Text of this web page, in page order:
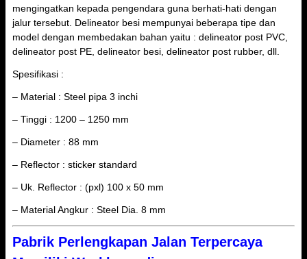
mengingatkan kepada pengendara guna berhati-hati dengan
jalur tersebut. Delineator besi mempunyai beberapa tipe dan
model dengan membedakan bahan yaitu : delineator post PVC,
delineator post PE, delineator besi, delineator post rubber, dll.
Spesifikasi :
– Material : Steel pipa 3 inchi
– Tinggi : 1200 – 1250 mm
– Diameter : 88 mm
– Reflector : sticker standard
– Uk. Reflector : (pxl) 100 x 50 mm
– Material Angkur : Steel Dia. 8 mm
Pabrik Perlengkapan Jalan Terpercaya